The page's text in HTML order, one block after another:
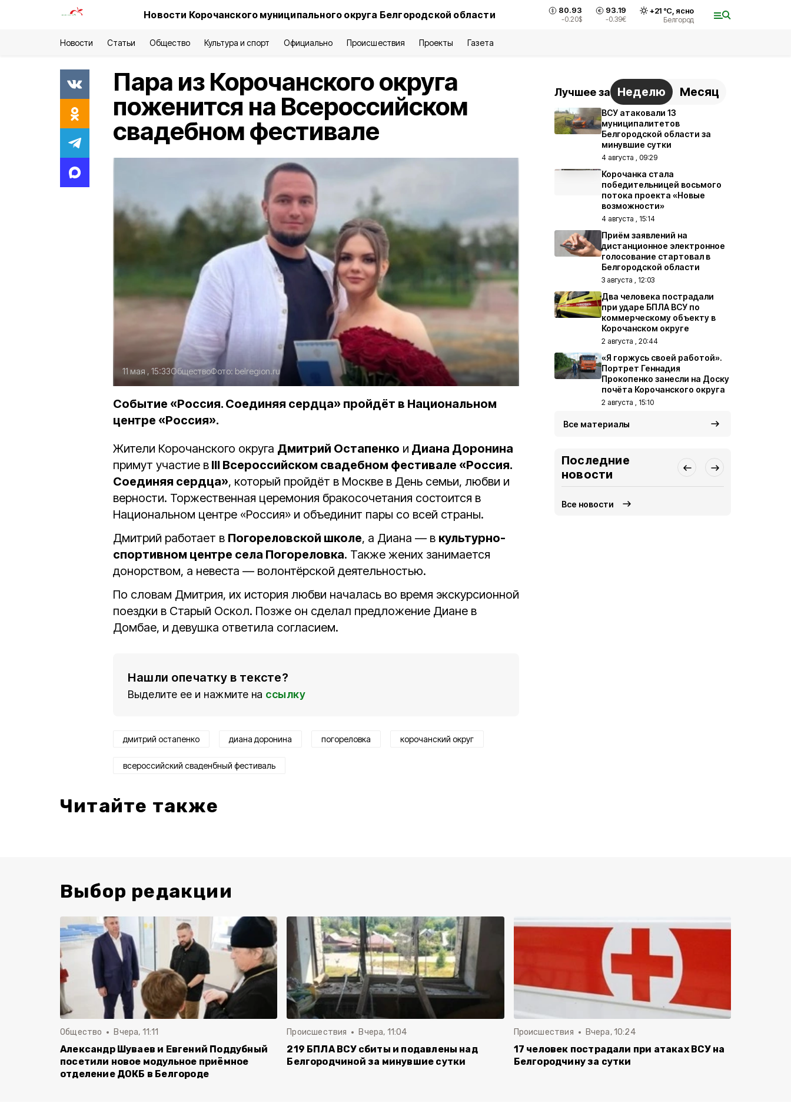
Новости Корочанского муниципального округа Белгородской области 80.93
-0.20$
93.19
-0.39€
+21°С, ясно
Белгород
Новости Статьи Общество Культура и спорт Официально Происшествия Проекты Газета
Пара из Корочанского округа
поженится на Всероссийском
свадебном фестивале
11 мая , 15:33ОбществоФото: belregion.ru
Событие «Россия. Соединяя сердца» пройдёт в Национальном
центре «Россия».
Жители Корочанского округа Дмитрий Остапенко и Диана Доронина
примут участие в III Всероссийском свадебном фестивале «Россия.
Соединяя сердца», который пройдёт в Москве в День семьи, любви и
верности. Торжественная церемония бракосочетания состоится в
Национальном центре «Россия» и объединит пары со всей страны.
Дмитрий работает в Погореловской школе, а Диана — в культурно-
спортивном центре села Погореловка. Также жених занимается
донорством, а невеста — волонтёрской деятельностью.
По словам Дмитрия, их история любви началась во время экскурсионной
поездки в Старый Оскол. Позже он сделал предложение Диане в
Домбае, и девушка ответила согласием.
Нашли опечатку в тексте?
Выделите ее и нажмите на ссылку
дмитрий остапенко диана доронина погореловка корочанский округ
всероссийский сваденбный фестиваль
Читайте также
Лучшее за Неделю Месяц
ВСУ атаковали 13
муниципалитетов
Белгородской области за
минувшие сутки
4 августа , 09:29
Корочанка стала
победительницей восьмого
потока проекта «Новые
возможности»
4 августа , 15:14
Приём заявлений на
дистанционное электронное
голосование стартовал в
Белгородской области
3 августа , 12:03
Два человека пострадали
при ударе БПЛА ВСУ по
коммерческому объекту в
Корочанском округе
2 августа , 20:44
«Я горжусь своей работой».
Портрет Геннадия
Прокопенко занесли на Доску
почёта Корочанского округа
2 августа , 15:10
Все материалы
Последние
новости
Все новости
Выбор редакции
Общество Вчера, 11:11
Александр Шуваев и Евгений Поддубный
посетили новое модульное приёмное
отделение ДОКБ в Белгороде
Происшествия Вчера, 11:04
219 БПЛА ВСУ сбиты и подавлены над
Белгородчиной за минувшие сутки
Происшествия Вчера, 10:24
17 человек пострадали при атаках ВСУ на
Белгородчину за сутки